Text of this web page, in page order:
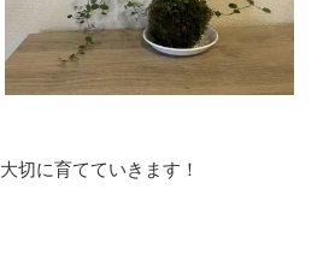
大切に育てていきます！